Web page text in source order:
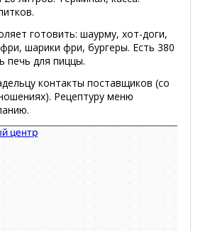
готовить: шаурму, хот-доги,
шарики фри, бургеры. Есть 380
печь для пиццы.
контакты поставщиков (со
Рецептуру меню